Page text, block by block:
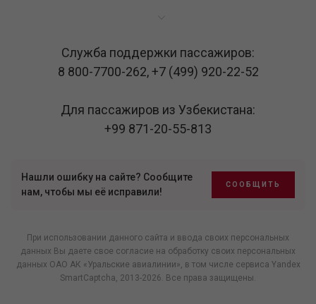
Служба поддержки пассажиров:
8 800-7700-262,+7 (499) 920-22-52
Для пассажиров из Узбекистана:
+99 871-20-55-813
Нашли ошибку на сайте? Сообщите
нам, чтобы мы её исправили!
СООБЩИТЬ
При использовании данного сайта и ввода своих персональных
данных Вы даете свое согласие на обработку своих персональных
данных ОАО АК «Уральские авиалинии», в том числе сервиса Yandex
SmartCaptcha, 2013-2026. Все права защищены.